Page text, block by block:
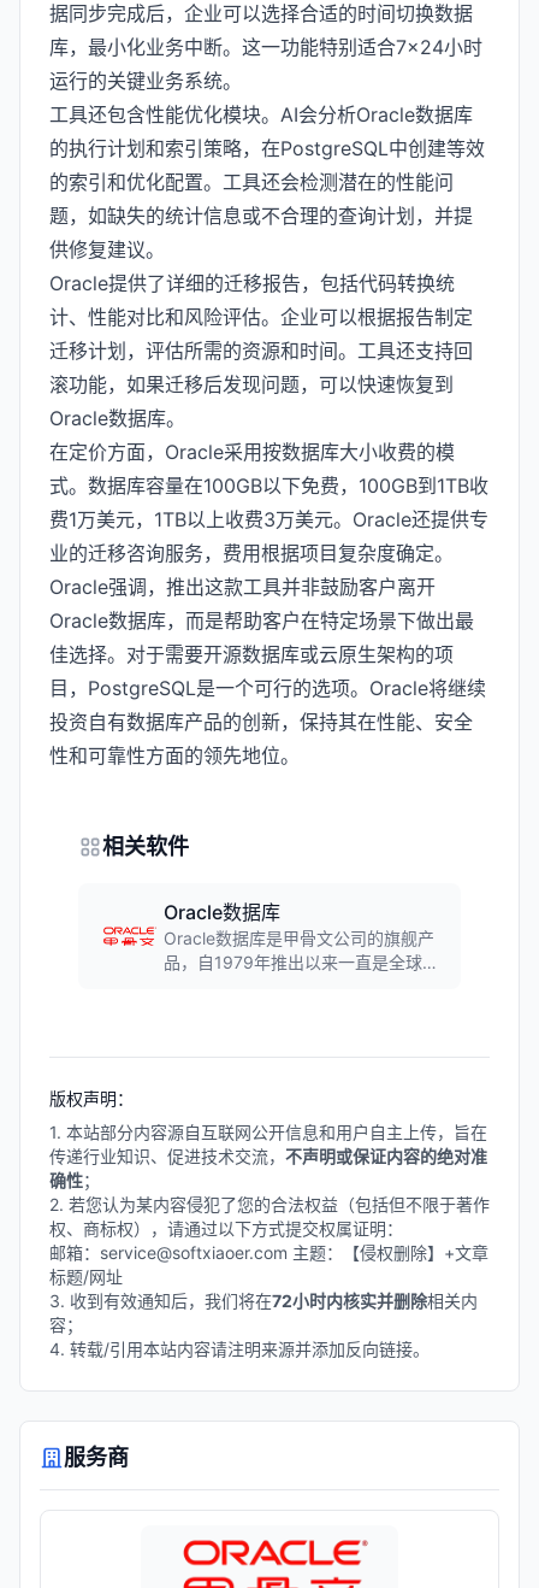
据同步完成后，企业可以选择合适的时间切换数据
库，最小化业务中断。这一功能特别适合7×24小时
运行的关键业务系统。
工具还包含性能优化模块。AI会分析Oracle数据库
的执行计划和索引策略，在PostgreSQL中创建等效
的索引和优化配置。工具还会检测潜在的性能问
题，如缺失的统计信息或不合理的查询计划，并提
供修复建议。
Oracle提供了详细的迁移报告，包括代码转换统
计、性能对比和风险评估。企业可以根据报告制定
迁移计划，评估所需的资源和时间。工具还支持回
滚功能，如果迁移后发现问题，可以快速恢复到
Oracle数据库。
在定价方面，Oracle采用按数据库大小收费的模
式。数据库容量在100GB以下免费，100GB到1TB收
费1万美元，1TB以上收费3万美元。Oracle还提供专
业的迁移咨询服务，费用根据项目复杂度确定。
Oracle强调，推出这款工具并非鼓励客户离开
Oracle数据库，而是帮助客户在特定场景下做出最
佳选择。对于需要开源数据库或云原生架构的项
目，PostgreSQL是一个可行的选项。Oracle将继续
投资自有数据库产品的创新，保持其在性能、安全
性和可靠性方面的领先地位。
相关软件
Oracle数据库
Oracle数据库是甲骨文公司的旗舰产
品，自1979年推出以来一直是全球关
府等关键业务领域，是财富500强企
版权声明：
1. 本站部分内容源自互联网公开信息和用户自主上传，旨在
传递行业知识、促进技术交流， 不声明或保证内容的绝对准
确性；
2. 若您认为某内容侵犯了您的合法权益（包括但不限于著作
权、商标权），请通过以下方式提交权属证明：
邮箱：service@softxiaoer.com 主题：【侵权删除】+文章
标题/网址
3. 收到有效通知后，我们将在72小时内核实并删除相关内
容；
4. 转载/引用本站内容请注明来源并添加反向链接。
服务商